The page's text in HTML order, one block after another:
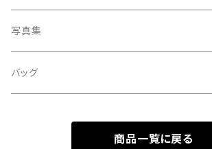
白露
秋分
with the suganuma's
写真集
５歳刻み写真集
バッグ
商品一覧に戻る